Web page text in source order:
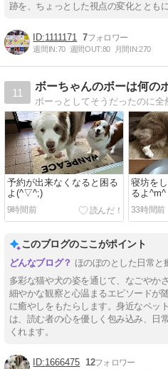
跡を、ちょっとした視点の変化ととも
1111171 7
週間IN:70 週間OUT:80 月間IN:270
11
ボーちゃんのボーは何の
予約が出来なくなると困る
よ(^▽^;)
9時間前
寝坊を
るよ^m^
33時間前
このブログのここがポイント
ほのぼのとした日常と
多彩な猫や犬の姿を通じて、なごやか
細やかな観察と心温まるエピソードが
に癒やしをもたらします。身近なペッ
は、読む者の心を優しく包み込み、日
くれます。
1666475 12